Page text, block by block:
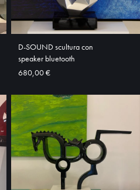
D-SOUND scultura con
speaker bluetooth
680,00 €